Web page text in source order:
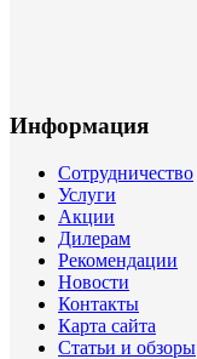
Информация
Сотрудничество
Услуги
Акции
Дилерам
Рекомендации
Новости
Контакты
Карта сайта
Статьи и обзоры